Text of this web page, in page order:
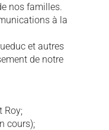
nos familles.
à la
et autres
de notre
Roy;
cours);